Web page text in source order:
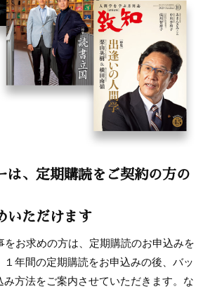
は、定期購読をご契約の方の
いただけます
をお求めの方は、定期購読のお申込みを
年間の定期購読をお申込みの後、バッ
み方法をご案内させていただきます。な